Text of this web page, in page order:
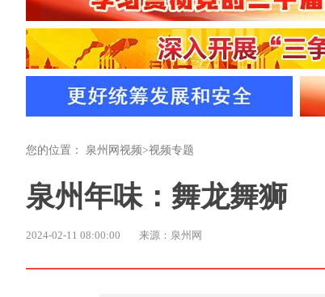
您的位置： 泉州网视频>视频专题
泉州年味：舞龙舞狮
2024-02-11 08:00:00 来源：泉州网